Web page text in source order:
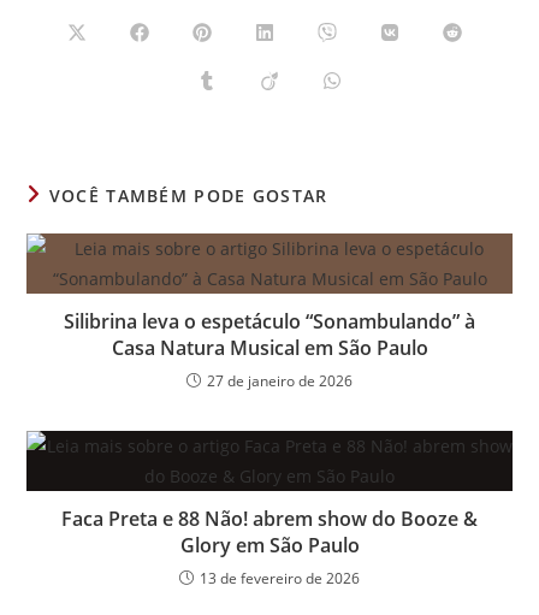
Abre
Abre Abre
uma
nova
Abre
uma
nova
Abre
uma
nova
Abre Abre
Abre Abre Abre
VOCÊ TAMBÉM PODE GOSTAR
Silibrina leva o espetáculo “Sonambulando” à
Casa Natura Musical em São Paulo
27 de janeiro de 2026
Faca Preta e 88 Não! abrem show do Booze &
Glory em São Paulo
13 de fevereiro de 2026